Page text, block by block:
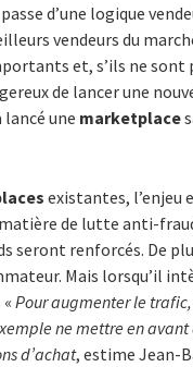
d’une logique
vendeurs du
et, s’ils ne sont
de lancer une
lancé une marketplace
existantes, l’enjeu
de lutte anti-
seront renforcés. De
Mais lorsqu’il
«Pour augmenter le
ne mettre en
d’achat, estime Jean-